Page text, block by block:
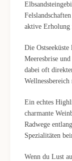
aktive Erholung
Die
Meeresbrise
dabei oft
Wellnessbereich
Ein echtes
charmante
Radwege
Spezialitäten
Wenn du Lust